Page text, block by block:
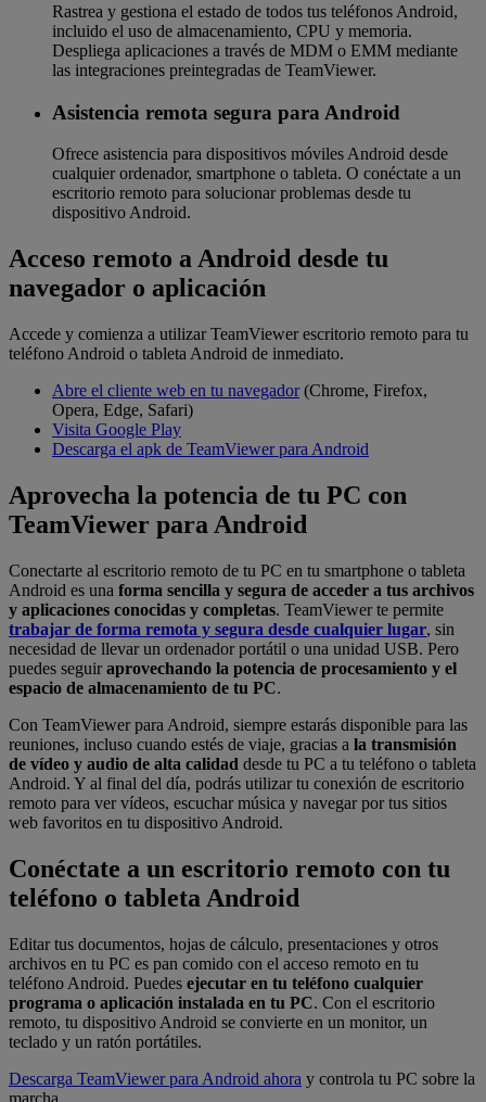
Rastrea y gestiona el estado de todos tus teléfonos Android,
incluido el uso de almacenamiento, CPU y memoria.
Despliega aplicaciones a través de MDM o EMM mediante
las integraciones preintegradas de TeamViewer.
Asistencia remota segura para Android
Ofrece asistencia para dispositivos móviles Android desde
cualquier ordenador, smartphone o tableta. O conéctate a un
escritorio remoto para solucionar problemas desde tu
dispositivo Android.
Acceso remoto a Android desde tu
navegador o aplicación
Accede y comienza a utilizar TeamViewer escritorio remoto para tu
teléfono Android o tableta Android de inmediato.
Abre el cliente web en tu navegador(Chrome, Firefox,
Opera, Edge, Safari)
Visita Google Play
Descarga el apk de TeamViewer para Android
Aprovecha la potencia de tu PC con
TeamViewer para Android
Conectarte al escritorio remoto de tu PC en tu smartphone o tableta
Android es una forma sencilla y segura de acceder a tus archivos
y aplicaciones conocidas y completas. TeamViewer te permite
trabajar de forma remota y segura desde cualquier lugar, sin
necesidad de llevar un ordenador portátil o una unidad USB. Pero
puedes seguiraprovechando la potencia de procesamiento y el
espacio de almacenamiento de tu PC.
Con TeamViewer para Android, siempre estarás disponible para las
reuniones, incluso cuando estés de viaje, gracias a la transmisión
de vídeo y audio de alta calidad desde tu PC a tu teléfono o tableta
Android. Y al final del día, podrás utilizar tu conexión de escritorio
remoto para ver vídeos, escuchar música y navegar por tus sitios
web favoritos en tu dispositivo Android.
Conéctate a un escritorio remoto con tu
teléfono o tableta Android
Editar tus documentos, hojas de cálculo, presentaciones y otros
archivos en tu PC es pan comido con el acceso remoto en tu
teléfono Android. Puedes ejecutar en tu teléfono cualquier
programa o aplicación instalada en tu PC. Con el escritorio
remoto, tu dispositivo Android se convierte en un monitor, un
teclado y un ratón portátiles.
Descarga TeamViewer para Android ahora y controla tu PC sobre la
marcha.